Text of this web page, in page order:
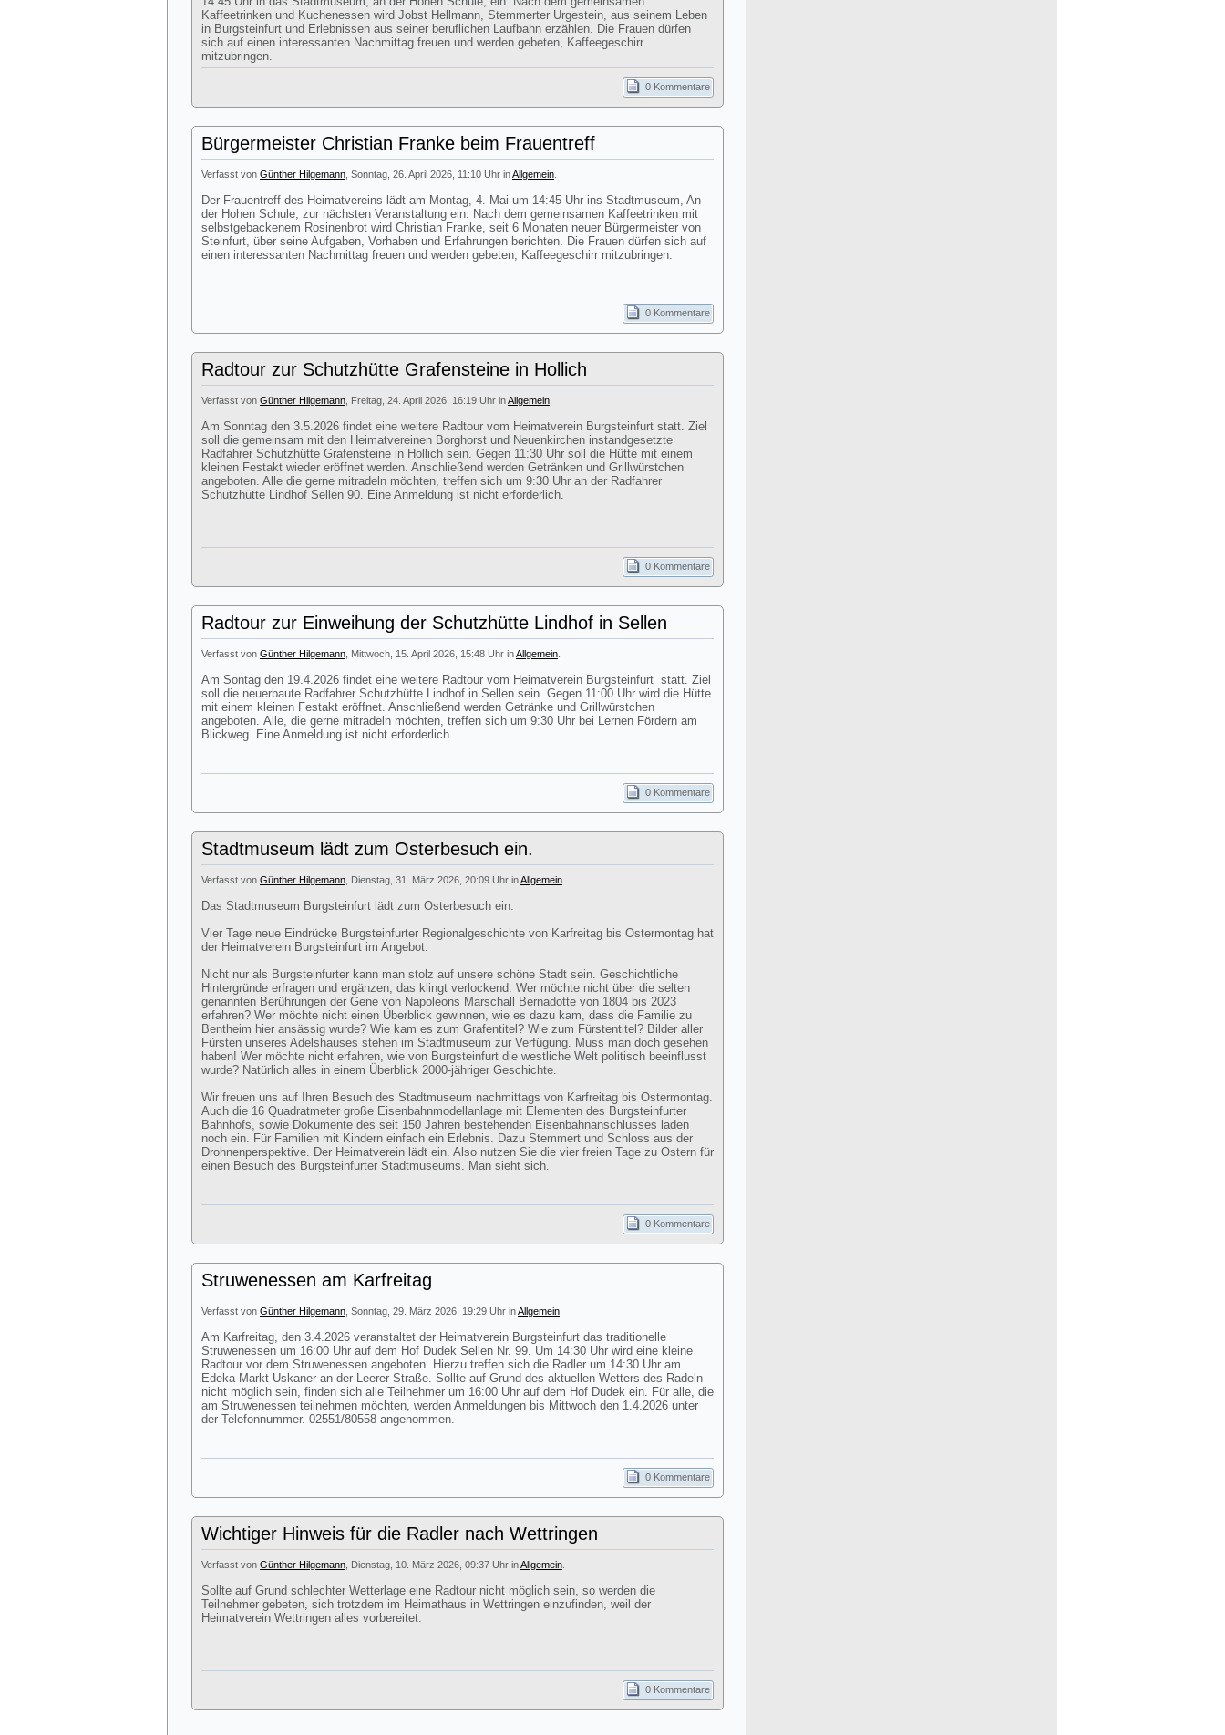
Kaffeetrinken und Kuchenessen wird Jobst Hellmann, Stemmerter Urgestein, aus seinem Leben
in Burgsteinfurt und Erlebnissen aus seiner beruflichen Laufbahn erzählen. Die Frauen dürfen
sich auf einen interessanten Nachmittag freuen und werden gebeten, Kaffeegeschirr
mitzubringen.
0 Kommentare
Bürgermeister Christian Franke beim Frauentreff
Verfasst von Günther Hilgemann , Sonntag, 26. April 2026, 11:10 Uhr inAllgemein
Der Frauentreff des Heimatvereins lädt am Montag, 4. Mai um 14:45 Uhr ins Stadtmuseum, An
der Hohen Schule, zur nächsten Veranstaltung ein. Nach dem gemeinsamen Kaffeetrinken mit
selbstgebackenem Rosinenbrot wird Christian Franke, seit 6 Monaten neuer Bürgermeister von
Steinfurt, über seine Aufgaben, Vorhaben und Erfahrungen berichten. Die Frauen dürfen sich auf
einen interessanten Nachmittag freuen und werden gebeten, Kaffeegeschirr mitzubringen.
0 Kommentare
Radtour zur Schutzhütte Grafensteine in Hollich
Verfasst von Günther Hilgemann , Freitag, 24. April 2026, 16:19 Uhr inAllgemein
Am Sonntag den 3.5.2026 findet eine weitere Radtour vom Heimatverein Burgsteinfurt statt. Ziel
soll die gemeinsam mit den Heimatvereinen Borghorst und Neuenkirchen instandgesetzte
Radfahrer Schutzhütte Grafensteine in Hollich sein. Gegen 11:30 Uhr soll die Hütte mit einem
kleinen Festakt wieder eröffnet werden. Anschließend werden Getränken und Grillwürstchen
angeboten. Alle die gerne mitradeln möchten, treffen sich um 9:30 Uhr an der Radfahrer
Schutzhütte Lindhof Sellen 90. Eine Anmeldung ist nicht erforderlich.
0 Kommentare
Radtour zur Einweihung der Schutzhütte Lindhof in Sellen
Verfasst von Günther Hilgemann , Mittwoch, 15. April 2026, 15:48 Uhr inAllgemein
Am Sontag den 19.4.2026 findet eine weitere Radtour vom Heimatverein Burgsteinfurt statt. Ziel
soll die neuerbaute Radfahrer Schutzhütte Lindhof in Sellen sein. Gegen 11:00 Uhr wird die Hütte
mit einem kleinen Festakt eröffnet. Anschließend werden Getränke und Grillwürstchen
angeboten. Alle, die gerne mitradeln möchten, treffen sich um 9:30 Uhr bei Lernen Fördern am
Blickweg. Eine Anmeldung ist nicht erforderlich.
0 Kommentare
Stadtmuseum lädt zum Osterbesuch ein.
Verfasst von Günther Hilgemann , Dienstag, 31. März 2026, 20:09 Uhr inAllgemein
Das Stadtmuseum Burgsteinfurt lädt zum Osterbesuch ein.
Vier Tage neue Eindrücke Burgsteinfurter Regionalgeschichte von Karfreitag bis Ostermontag hat
der Heimatverein Burgsteinfurt im Angebot.
Nicht nur als Burgsteinfurter kann man stolz auf unsere schöne Stadt sein. Geschichtliche
Hintergründe erfragen und ergänzen, das klingt verlockend. Wer möchte nicht über die selten
genannten Berührungen der Gene von Napoleons Marschall Bernadotte von 1804 bis 2023
erfahren? Wer möchte nicht einen Überblick gewinnen, wie es dazu kam, dass die Familie zu
Bentheim hier ansässig wurde? Wie kam es zum Grafentitel? Wie zum Fürstentitel? Bilder aller
Fürsten unseres Adelshauses stehen im Stadtmuseum zur Verfügung. Muss man doch gesehen
haben! Wer möchte nicht erfahren, wie von Burgsteinfurt die westliche Welt politisch beeinflusst
wurde? Natürlich alles in einem Überblick 2000-jähriger Geschichte.
Wir freuen uns auf Ihren Besuch des Stadtmuseum nachmittags von Karfreitag bis Ostermontag.
Auch die 16 Quadratmeter große Eisenbahnmodellanlage mit Elementen des Burgsteinfurter
Bahnhofs, sowie Dokumente des seit 150 Jahren bestehenden Eisenbahnanschlusses laden
noch ein. Für Familien mit Kindern einfach ein Erlebnis. Dazu Stemmert und Schloss aus der
Drohnenperspektive. Der Heimatverein lädt ein. Also nutzen Sie die vier freien Tage zu Ostern für
einen Besuch des Burgsteinfurter Stadtmuseums. Man sieht sich.
0 Kommentare
Struwenessen am Karfreitag
Verfasst von Günther Hilgemann , Sonntag, 29. März 2026, 19:29 Uhr inAllgemein
Am Karfreitag, den 3.4.2026 veranstaltet der Heimatverein Burgsteinfurt das traditionelle
Struwenessen um 16:00 Uhr auf dem Hof Dudek Sellen Nr. 99. Um 14:30 Uhr wird eine kleine
Radtour vor dem Struwenessen angeboten. Hierzu treffen sich die Radler um 14:30 Uhr am
Edeka Markt Uskaner an der Leerer Straße. Sollte auf Grund des aktuellen Wetters des Radeln
nicht möglich sein, finden sich alle Teilnehmer um 16:00 Uhr auf dem Hof Dudek ein. Für alle, die
am Struwenessen teilnehmen möchten, werden Anmeldungen bis Mittwoch den 1.4.2026 unter
der Telefonnummer. 02551/80558 angenommen.
0 Kommentare
Wichtiger Hinweis für die Radler nach Wettringen
Verfasst von Günther Hilgemann , Dienstag, 10. März 2026, 09:37 Uhr inAllgemein
Sollte auf Grund schlechter Wetterlage eine Radtour nicht möglich sein, so werden die
Teilnehmer gebeten, sich trotzdem im Heimathaus in Wettringen einzufinden, weil der
Heimatverein Wettringen alles vorbereitet.
0 Kommentare